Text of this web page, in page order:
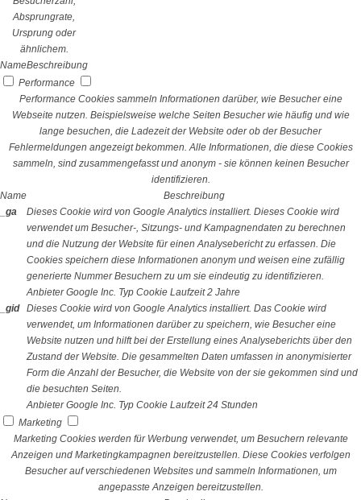
Absprungrate,
Ursprung oder
ähnlichem.
NameBeschreibung
Performance
Performance Cookies sammeln Informationen darüber, wie Besucher eine
Webseite nutzen. Beispielsweise welche Seiten Besucher wie häufig und wie
lange besuchen, die Ladezeit der Website oder ob der Besucher
Fehlermeldungen angezeigt bekommen. Alle Informationen, die diese Cookies
sammeln, sind zusammengefasst und anonym - sie können keinen Besucher
identifizieren.
Name
Beschreibung
_ga
Dieses Cookie wird von Google Analytics installiert. Dieses Cookie wird
verwendet um Besucher-, Sitzungs- und Kampagnendaten zu berechnen
und die Nutzung der Website für einen Analysebericht zu erfassen. Die
Cookies speichern diese Informationen anonym und weisen eine zufällig
generierte Nummer Besuchern zu um sie eindeutig zu identifizieren.
Anbieter Google Inc. Typ Cookie Laufzeit 2 Jahre
_gid
Dieses Cookie wird von Google Analytics installiert. Das Cookie wird
verwendet, um Informationen darüber zu speichern, wie Besucher eine
Website nutzen und hilft bei der Erstellung eines Analyseberichts über den
Zustand der Website. Die gesammelten Daten umfassen in anonymisierter
Form die Anzahl der Besucher, die Website von der sie gekommen sind und
die besuchten Seiten.
Anbieter Google Inc. Typ Cookie Laufzeit 24 Stunden
Marketing
Marketing Cookies werden für Werbung verwendet, um Besuchern relevante
Anzeigen und Marketingkampagnen bereitzustellen. Diese Cookies verfolgen
Besucher auf verschiedenen Websites und sammeln Informationen, um
angepasste Anzeigen bereitzustellen.